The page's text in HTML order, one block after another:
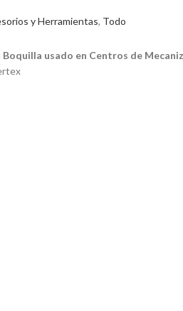
y Herramientas, Todo
usado en Centros de